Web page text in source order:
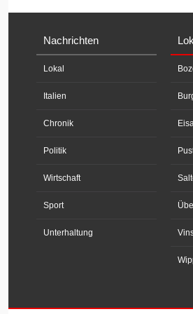
Nachrichten
Lokal
Italien
Chronik
Politik
Wirtschaft
Sport
Unterhaltung